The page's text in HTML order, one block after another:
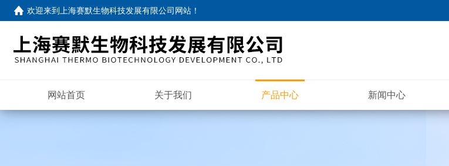
欢迎来到 上海赛默生物科技发展有限公司网站 ！
网站首页 关于我们 产品中心 新闻中心